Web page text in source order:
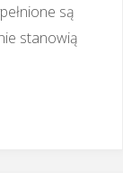
są
stanowią